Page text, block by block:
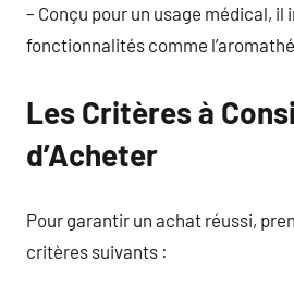
– Conçu pour un usage médical, il
fonctionnalités comme
Les Critères à
d’Acheter
Pour garantir un achat réussi,
critères suivants :